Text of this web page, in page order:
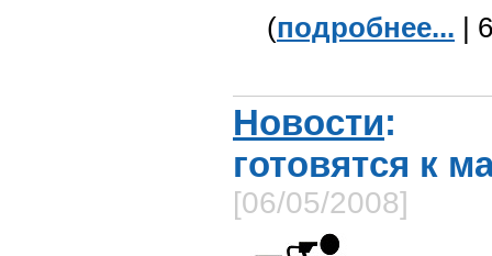
(подробнее... |
Новости:
готовятся к
[06/05/2008]